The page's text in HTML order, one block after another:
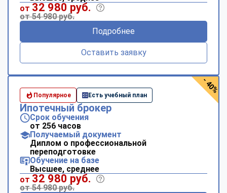
от 32 980 руб.
от 54 980 руб.
Подробнее
Оставить заявку
Популярное Есть учебный план
Ипотечный брокер
Срок обучения
от 256 часов
Получаемый документ
Диплом о профессиональной
переподготовке
Обучение на базе
Высшее, среднее
от 32 980 руб.
от 54 980 руб.
- 40%